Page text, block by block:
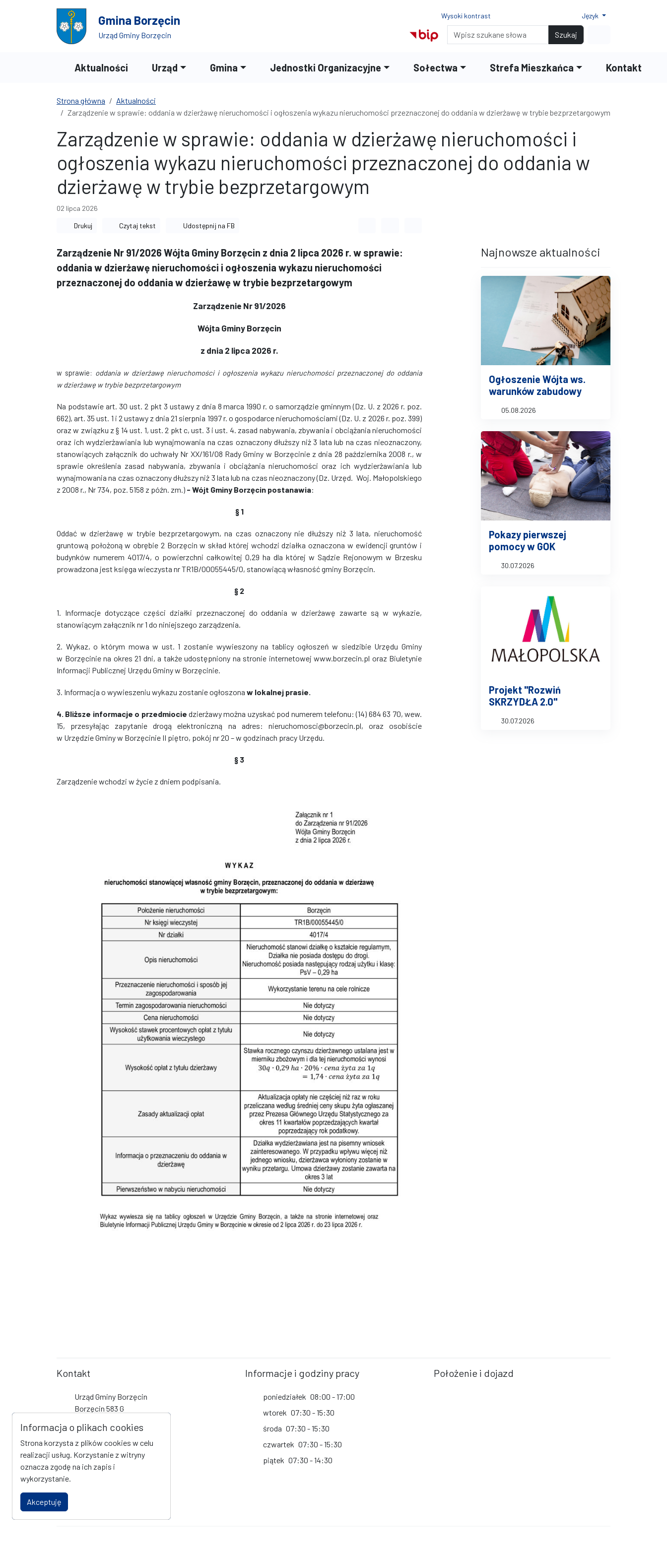
Przejdź do wyszukiwarki Gmina Borzęcin
Urząd Gminy Borzęcin
Wysoki kontrast
Normalny rozmiar czcionki
Rozmiar czcionki 150%
Rozmiar czcionki 200%
Język
Wyszukiwarka Szukaj
Aktualności Urząd Gmina Jednostki Organizacyjne Sołectwa Strefa Mieszkańca Kontakt
Strona główna
Aktualności
Zarządzenie w sprawie: oddania w dzierżawę nieruchomości i ogłoszenia wykazu nieruchomości przeznaczonej do oddania w dzierżawę w trybie bezprzetargowym
Zarządzenie w sprawie: oddania w dzierżawę nieruchomości i
ogłoszenia wykazu nieruchomości przeznaczonej do oddania w
dzierżawę w trybie bezprzetargowym
02 lipca 2026
Drukuj Czytaj tekst Udostępnij na FB
Zarządzenie Nr 91/2026 Wójta Gminy Borzęcin z dnia 2 lipca 2026 r. w sprawie:
oddania w dzierżawę nieruchomości i ogłoszenia wykazu nieruchomości
przeznaczonej do oddania w dzierżawę w trybie bezprzetargowym
Zarządzenie Nr 91/2026
Wójta Gminy Borzęcin
z dnia 2 lipca 2026 r.
w sprawie: oddania w dzierżawę nieruchomości i ogłoszenia wykazu nieruchomości przeznaczonej do oddania
w dzierżawę w trybie bezprzetargowym
Na podstawie art. 30 ust. 2 pkt 3 ustawy z dnia 8 marca 1990 r. o samorządzie gminnym (Dz. U. z 2026 r. poz.
662), art. 35 ust. 1 i 2 ustawy z dnia 21 sierpnia 1997 r. o gospodarce nieruchomościami (Dz. U. z 2026 r. poz. 399)
oraz w związku z § 14 ust. 1, ust. 2 pkt c, ust. 3 i ust. 4. zasad nabywania, zbywania i obciążania nieruchomości
oraz ich wydzierżawiania lub wynajmowania na czas oznaczony dłuższy niż 3 lata lub na czas nieoznaczony,
stanowiących załącznik do uchwały Nr XX/161/08 Rady Gminy w Borzęcinie z dnia 28 października 2008 r., w
sprawie określenia zasad nabywania, zbywania i obciążania nieruchomości oraz ich wydzierżawiania lub
wynajmowania na czas oznaczony dłuższy niż 3 lata lub na czas nieoznaczony (Dz. Urzęd. Woj. Małopolskiego
z 2008 r., Nr 734, poz. 5158 z późn. zm.) - Wójt Gminy Borzęcin postanawia:
§ 1
Oddać w dzierżawę w trybie bezprzetargowym, na czas oznaczony nie dłuższy niż 3 lata, nieruchomość
gruntową położoną w obrębie 2 Borzęcin w skład której wchodzi działka oznaczona w ewidencji gruntów i
budynków numerem 4017/4, o powierzchni całkowitej 0,29 ha dla której w Sądzie Rejonowym w Brzesku
prowadzona jest księga wieczysta nr TR1B/00055445/0, stanowiącą własność gminy Borzęcin.
§ 2
1. Informacje dotyczące części działki przeznaczonej do oddania w dzierżawę zawarte są w wykazie,
stanowiącym załącznik nr 1 do niniejszego zarządzenia.
2. Wykaz, o którym mowa w ust. 1 zostanie wywieszony na tablicy ogłoszeń w siedzibie Urzędu Gminy
w Borzęcinie na okres 21 dni, a także udostępniony na stronie internetowej www.borzecin.pl oraz Biuletynie
Informacji Publicznej Urzędu Gminy w Borzęcinie.
3. Informacja o wywieszeniu wykazu zostanie ogłoszona w lokalnej prasie.
4. Bliższe informacje o przedmiocie dzierżawy można uzyskać pod numerem telefonu: (14) 684 63 70, wew.
15, przesyłając zapytanie drogą elektroniczną na adres: nieruchomosci@borzecin.pl, oraz osobiście
w Urzędzie Gminy w Borzęcinie II piętro, pokój nr 20 – w godzinach pracy Urzędu.
§ 3
Zarządzenie wchodzi w życie z dniem podpisania.
Najnowsze aktualności
Ogłoszenie Wójta ws.
warunków zabudowy
05.08.2026
Pokazy pierwszej
pomocy w GOK
30.07.2026
Projekt "Rozwiń
SKRZYDŁA 2.0"
30.07.2026
Kontakt
Urząd Gminy Borzęcin
Borzęcin 583 G
sekretariat@borzecin.pl
Social Media
Informacje i godziny pracy
poniedziałek 08:00 - 17:00
wtorek 07:30 - 15:30
środa 07:30 - 15:30
czwartek 07:30 - 15:30
piątek 07:30 - 14:30
Położenie i dojazd
Informacja o plikach cookies
Strona korzysta z plików cookies w celu
realizacji usług. Korzystanie z witryny
oznacza zgodę na ich zapis i
wykorzystanie.
Akceptuję